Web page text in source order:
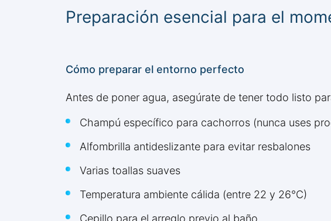
Preparación esencial para el
Cómo preparar el entorno perfecto
Antes de poner agua, asegúrate de tener todo listo
Champú específico para cachorros (nunca uses
Alfombrilla antideslizante para evitar resbalones
Varias toallas suaves
Temperatura ambiente cálida (entre 22 y 26°C)
Cepillo para el arreglo previo al baño